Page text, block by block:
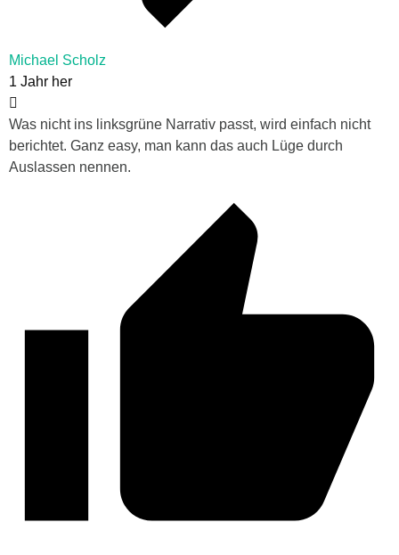
Michael Scholz
1 Jahr her
Was nicht ins linksgrüne Narrativ passt, wird einfach nicht
berichtet. Ganz easy, man kann das auch Lüge durch
Auslassen nennen.